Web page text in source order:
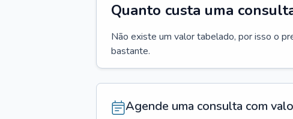
Quanto custa uma
Não existe um valor tabelado, por isso o
bastante.
Agende uma consulta com